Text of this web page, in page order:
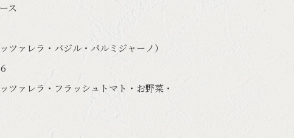
ス
ツァレラ・バジル・パルミジャーノ）
ツァレラ・フラッシュトマト・お野菜・